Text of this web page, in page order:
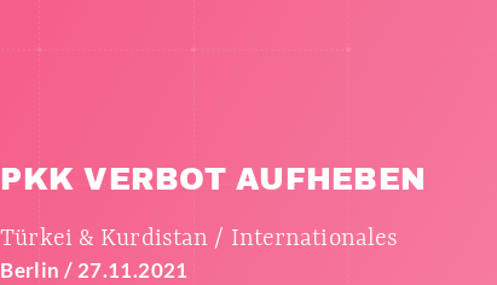
PKK VERBOT AUFHEBEN
Türkei & Kurdistan / Internationales
Berlin / 27.11.2021